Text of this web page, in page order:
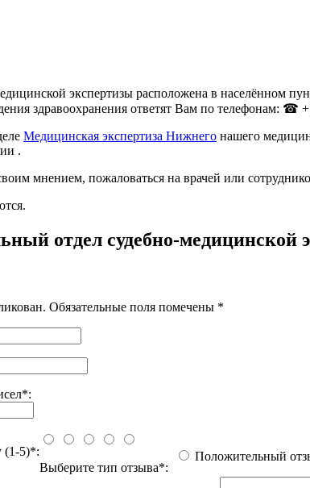
экспертизы расположена в населённом
здравоохранения ответят Вам по телефонам: ☎
Медицинская экспертиза Нижнего нашего
.
мнением, пожаловаться на врачей или
отдел судебно-медицинской
Обязательные поля помечены *
(1-5)*:
Выберите тип отзыва*:
Положительный